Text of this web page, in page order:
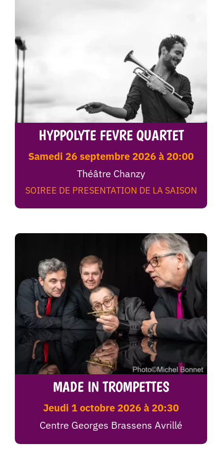
HYPPOLYTE FEVRE QUARTET
samedi 26 septembre 2026 à 20:00
Théâtre Chanzy
SOIREE DE PRESENTATION DE LA SAISON
MADE IN TROMPETTES
jeudi 1 octobre 2026 à 20:30
Centre Georges Brassens Avrillé